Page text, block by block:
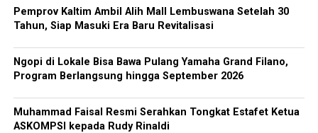
Pemprov Kaltim Ambil Alih Mall Lembuswana Setelah 30
Tahun, Siap Masuki Era Baru Revitalisasi
Ngopi di Lokale Bisa Bawa Pulang Yamaha Grand Filano,
Program Berlangsung hingga September 2026
Muhammad Faisal Resmi Serahkan Tongkat Estafet Ketua
ASKOMPSI kepada Rudy Rinaldi